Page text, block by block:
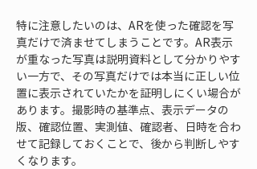
特に注意したいのは、ARを使った確認を写
真だけで済ませてしまうことです。AR表示
が重なった写真は説明資料として分かりやす
い一方で、その写真だけでは本当に正しい位
置に表示されていたかを証明しにくい場合が
あります。撮影時の基準点、表示データの
版、確認位置、実測値、確認者、日時を合わ
せて記録しておくことで、後から判断しやす
くなります。